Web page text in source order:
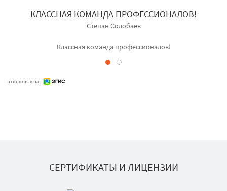
КЛАССНАЯ КОМАНДА ПРОФЕССИОНАЛОВ!
Степан Солобаев
Классная команда профессионалов!
этот отзыв на
СЕРТИФИКАТЫ И ЛИЦЕНЗИИ